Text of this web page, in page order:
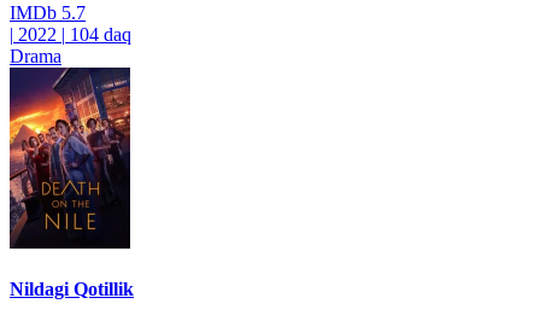
IMDb 5.7
| 2022 | 104 daq
Drama
Nildagi Qotillik